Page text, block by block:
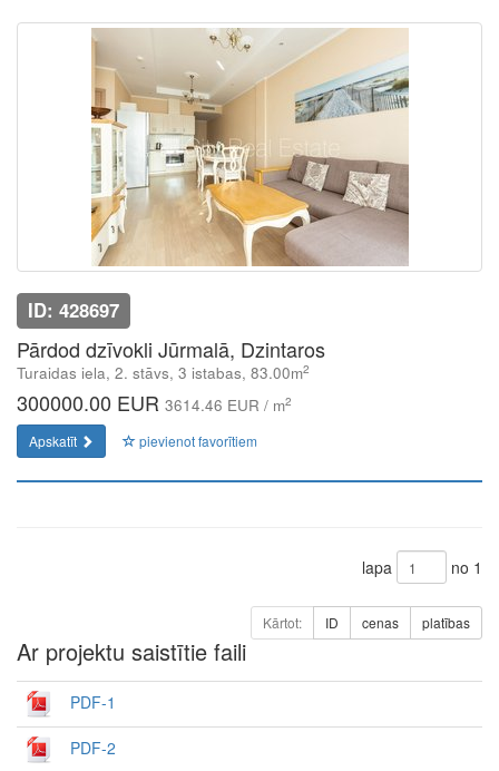
ID: 428697
Pārdod dzīvokli Jūrmalā, Dzintaros
Turaidas iela, 2. stāvs, 3 istabas, 83.00m2
300000.00 EUR 3614.46 EUR / m2
Apskatīt pievienot favorītiem
lapa no 1
Kārtot: ID cenas platības
Ar projektu saistītie faili
PDF-1
PDF-2